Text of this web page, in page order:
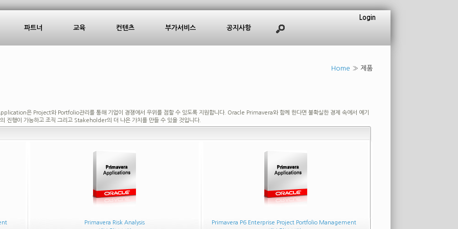
Login
파트너
교육 컨텐츠 부가서비스 공지사항
Home » 제품
은 Project와 Portfolio관리를 통해 기업이 경쟁에서 우위를 점할 수 있도록 지원합니다. Oracle Primavera와 함께 한다면 불확실한 경제 속에서 예기
진행이 가능하고 조직 그리고 Stakeholder의 더 나은 가치를 만들 수 있을 것입니다.
Primavera Risk Analysis
Primavera P6 Enterprise Project Portfolio Management